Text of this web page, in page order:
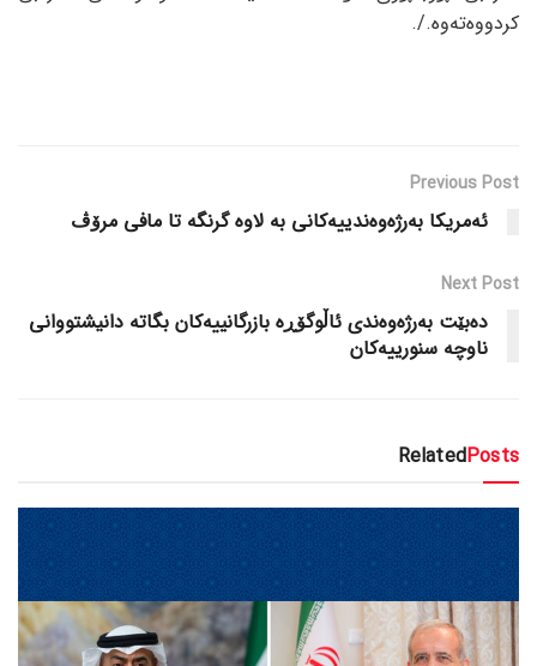
کردووەتەوە./.
Previous Post
ئەمریکا بەرژەوەندییەکانی بە لاوە گرنگە تا مافی مرۆڤ
Next Post
دەبێت بەرژەوەندی ئاڵوگۆڕە بازرگانییەکان بگاتە دانیشتووانی
ناوچە سنورییەکان
RelatedPosts